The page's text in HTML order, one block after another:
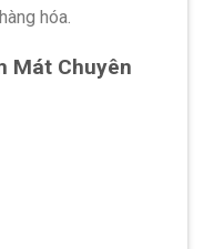
hóa.
Mát Chuyên